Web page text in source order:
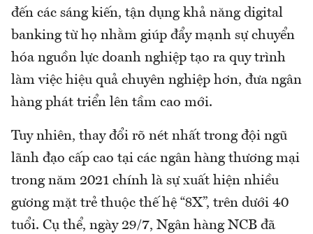
đến các sáng kiến, tận dụng khả năng digital
banking từ họ nhằm giúp đẩy mạnh sự chuyển
hóa nguồn lực doanh nghiệp tạo ra quy trình
làm việc hiệu quả chuyên nghiệp hơn, đưa ngân
hàng phát triển lên tầm cao mới.
Tuy nhiên, thay đổi rõ nét nhất trong đội ngũ
lãnh đạo cấp cao tại các ngân hàng thương mại
trong năm 2021 chính là sự xuất hiện nhiều
gương mặt trẻ thuộc thế hệ “8X”, trên dưới 40
tuổi. Cụ thể, ngày 29/7, Ngân hàng NCB đã